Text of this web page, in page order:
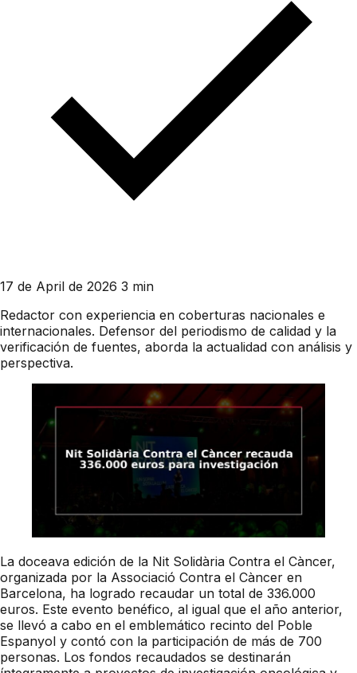
17 de April de 2026 3 min
Redactor con experiencia en coberturas nacionales e
internacionales. Defensor del periodismo de calidad y la
verificación de fuentes, aborda la actualidad con análisis y
perspectiva.
La doceava edición de la Nit Solidària Contra el Càncer,
organizada por la Associació Contra el Càncer en
Barcelona, ha logrado recaudar un total de 336.000
euros. Este evento benéfico, al igual que el año anterior,
se llevó a cabo en el emblemático recinto del Poble
Espanyol y contó con la participación de más de 700
personas. Los fondos recaudados se destinarán